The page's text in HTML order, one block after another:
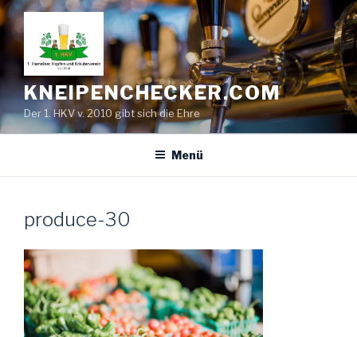
Zum
Inhalt
springen
KNEIPENCHECKER.COM
Der 1. HKV v. 2010 gibt sich die Ehre
Menü
produce-30